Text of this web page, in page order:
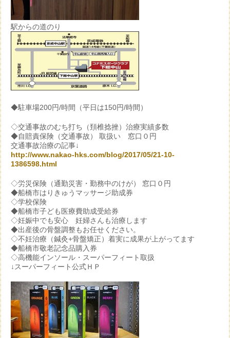
駅からの道のり
◆駐車場200円/時間（平日は150円/時間）
◇交通事故のむち打ち（頚椎捻挫）治療実績多数
◆自賠責保険（交通事故） 取扱い 窓口０円
交通事故治療の記事↓
http://www.nakao-hks.com/blog/2017/05/21-10-
1386598.html
◇労災保険（通勤災害・勤務中のけが） 窓口０円
◆船橋市はりきゅうマッサージ助成券
◇学校保険
◆船橋市子ども医療費助成受給券
◇妊娠中でも安心 妊婦さんも治療します
◆出産後の骨盤調整もお任せください。
◇不妊治療（鍼灸+骨盤矯正）着実に成果が上がってます
◆船橋市敬老記念品購入券
◇高機能インソール・スーパーフィート取扱
↓スーパーフィート公式ＨＰ